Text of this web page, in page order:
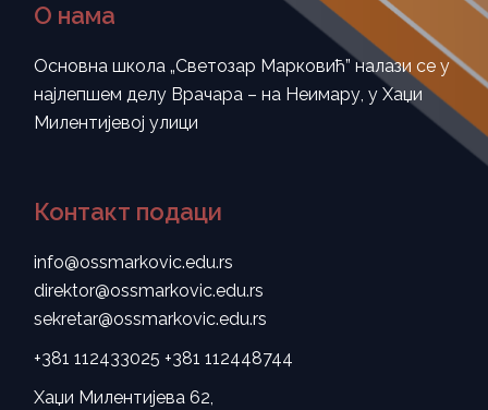
О нама
Основна школа „Светозар Марковић” налази се у
најлепшем делу Врачара – на Неимару, у Хаџи
Милентијевој улици
Контакт подаци
info@ossmarkovic.edu.rs
direktor@ossmarkovic.edu.rs
sekretar@ossmarkovic.edu.rs
+381 112433025 +381 112448744
Хаџи Милентијева 62,